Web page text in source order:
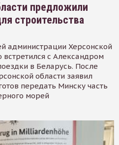
предложили
строительства
администрации Херсонской
с Александром
в Беларусь. После
области заявил
передать Минску часть
морей